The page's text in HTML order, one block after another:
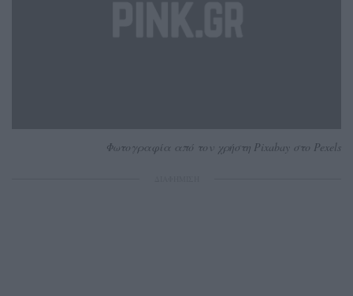
Φωτογραφία από τον χρήστη Pixabay στο Pexels